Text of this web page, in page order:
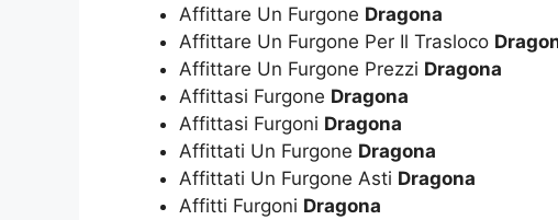
Affittare Un Furgone Dragona
Affittare Un Furgone Per Il Trasloco
Affittare Un Furgone Prezzi Dragona
Affittasi Furgone Dragona
Affittasi Furgoni Dragona
Affittati Un Furgone Dragona
Affittati Un Furgone Asti Dragona
Affitti Furgoni Dragona